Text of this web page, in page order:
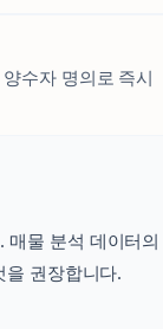
수자 명의로 즉시
매물 분석 데이터의
권장합니다.